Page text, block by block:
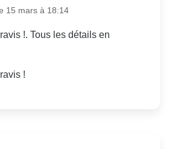
15 mars à 18:14
!. Tous les détails en
!